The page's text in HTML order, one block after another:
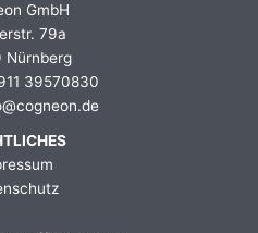
GmbH
79a
Nürnberg
39570830